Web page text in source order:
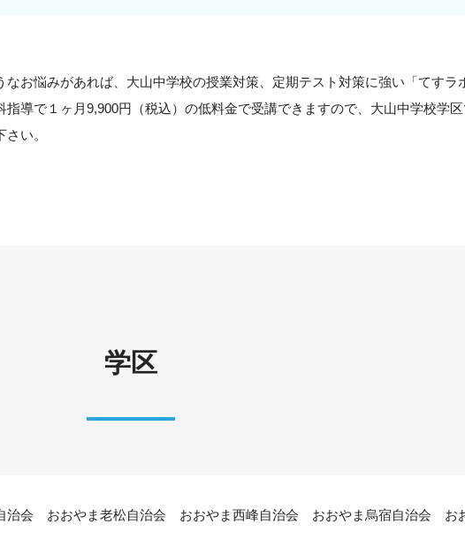
お悩みがあれば、大山中学校の授業対策、定期テスト対策に強い「てすラ
導で１ヶ月9,900円（税込）の低料金で受講できますので、大山中学校学
い。
学区
治会 おおやま老松自治会 おおやま西峰自治会 おおやま烏宿自治会 お